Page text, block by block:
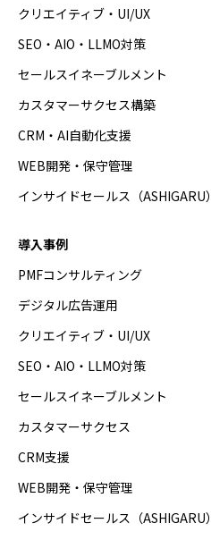
クリエイティブ・UI/UX
SEO・AIO・LLMO対策
セールスイネーブルメント
カスタマーサクセス構築
CRM・AI自動化支援
WEB開発・保守管理
インサイドセールス（ASHIGARU）
導入事例
PMFコンサルティング
デジタル広告運用
クリエイティブ・UI/UX
SEO・AIO・LLMO対策
セールスイネーブルメント
カスタマーサクセス
CRM支援
WEB開発・保守管理
インサイドセールス（ASHIGARU）